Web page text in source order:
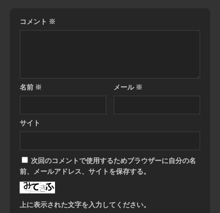
コメント ※
名前 ※ メール※
サイト
次回のコメントで使用するためブラウザーに自分の名
前、メールアドレス、サイトを保存する。
上に表示された文字を入力してください。